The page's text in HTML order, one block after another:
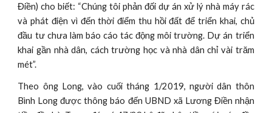
Điền) cho biết: “Chúng tôi phản đối dự án xử lý nhà máy rác
và phát điện vì đến thời điểm thu hồi đất để triển khai, chủ
đầu tư chưa làm báo cáo tác động môi trường. Dự án triển
khai gần nhà dân, cách trường học và nhà dân chỉ vài trăm
mét”.
Theo ông Long, vào cuối tháng 1/2019, người dân thôn
Bình Long được thông báo đến UBND xã Lương Điền nhận